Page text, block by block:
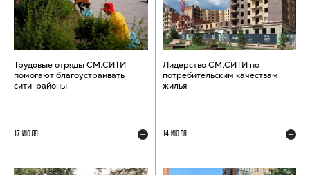
Трудовые отряды СМ.СИТИ
помогают благоустраивать
сити-районы
17 ИЮЛЯ
Лидерство СМ.СИТИ по
потребительским качествам
жилья
14 ИЮЛЯ